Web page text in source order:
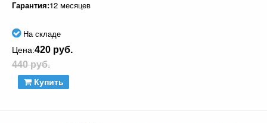
Гарантия:12 месяцев
На складе
Цена:420 руб.
440 руб.
Купить